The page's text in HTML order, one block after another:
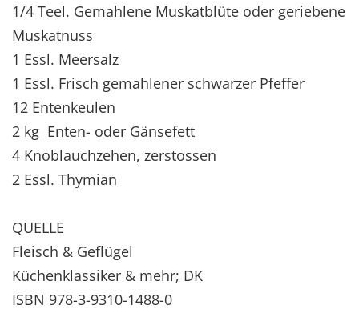
1/4 Teel. Gemahlene Muskatblüte oder geriebene
Muskatnuss
1 Essl. Meersalz
1 Essl. Frisch gemahlener schwarzer Pfeffer
12 Entenkeulen
2 kg Enten- oder Gänsefett
4 Knoblauchzehen, zerstossen
2 Essl. Thymian
QUELLE
Fleisch & Geflügel
Küchenklassiker & mehr; DK
ISBN 978-3-9310-1488-0